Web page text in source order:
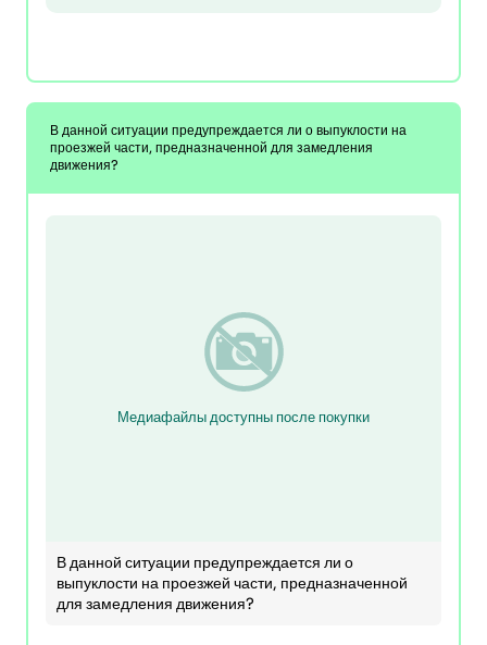
В данной ситуации предупреждается ли о выпуклости на
проезжей части, предназначенной для замедления
движения?
Медиафайлы доступны после покупки
В данной ситуации предупреждается ли о
выпуклости на проезжей части, предназначенной
для замедления движения?